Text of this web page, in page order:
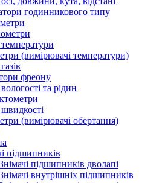
годинникового типу
(вимірювачі температури)
фреону
та рідин
(вимірювачі обертання)
підшипників
підшипників дволапі
внутрішніх підшипників